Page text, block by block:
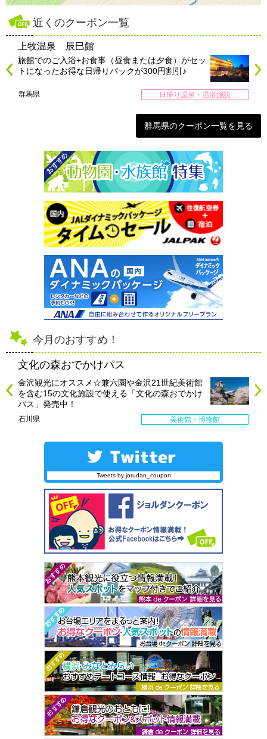
近くのクーポン一覧
上牧温泉 辰巳館
旅館でのご入浴+お食事（昼食または夕食）がセッ
トになったお得な日帰りパックが300円割引♪
群馬県 日帰り温泉・温浴施設
群馬県のクーポン一覧を見る
今月のおすすめ！
文化の森おでかけパス
金沢観光にオススメ☆兼六園や金沢21世紀美術館
を含む15の文化施設で使える「文化の森おでかけ
パス」発売中！
石川県 美術館・博物館
Tweets by jorudan_coupon